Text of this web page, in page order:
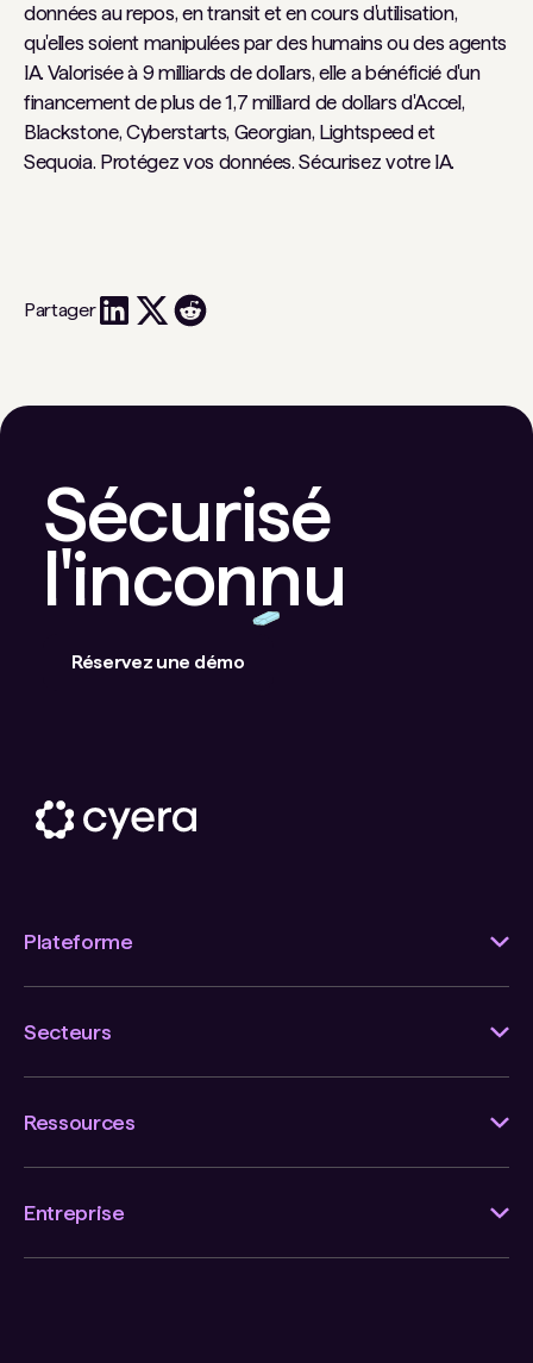
données au repos, en transit et en cours d'utilisation,
qu'elles soient manipulées par des humains ou des agents
IA. Valorisée à 9 milliards de dollars, elle a bénéficié d'un
financement de plus de 1,7 milliard de dollars d'Accel,
Blackstone, Cyberstarts, Georgian, Lightspeed et
Sequoia. Protégez vos données. Sécurisez votre IA.
Partager
Sécurisé
l'inconnu
Réservez une démo
Plateforme
Secteurs
Ressources
Entreprise